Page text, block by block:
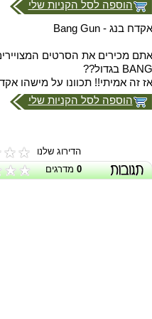
הוספה לסל הקניות שלי
אקדח בנג - Bang Gun
אתם מכירים את הסרטים
BANG בגדול??
אז זה אמיתי!! תכוונו על מישהו
הוספה לסל הקניות שלי
הדירוג שלנו
0מדרגים